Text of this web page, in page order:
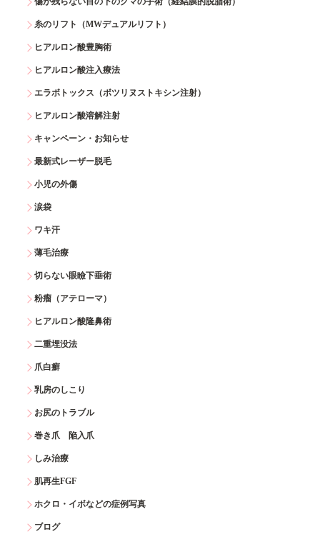
糸のリフト（MWデュアルリフト）
ヒアルロン酸豊胸術
ヒアルロン酸注入療法
エラボトックス（ボツリヌストキシン注射）
ヒアルロン酸溶解注射
キャンペーン・お知らせ
最新式レーザー脱毛
小児の外傷
涙袋
ワキ汗
薄毛治療
切らない眼瞼下垂術
粉瘤（アテローマ）
ヒアルロン酸隆鼻術
二重埋没法
爪白癬
乳房のしこり
お尻のトラブル
巻き爪 陥入爪
しみ治療
肌再生FGF
ホクロ・イボなどの症例写真
ブログ